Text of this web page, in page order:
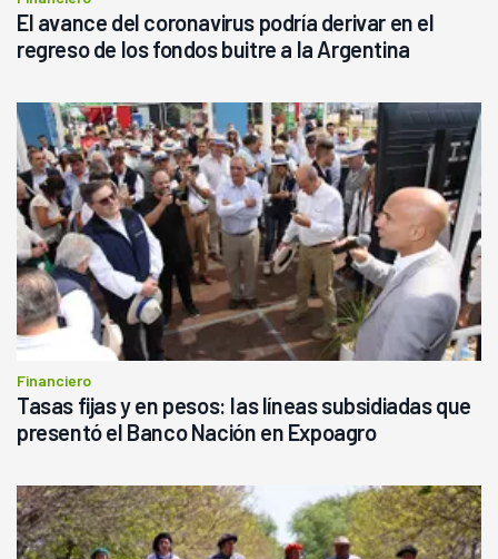
El avance del coronavirus podría derivar en el
regreso de los fondos buitre a la Argentina
Financiero
Tasas fijas y en pesos: las líneas subsidiadas que
presentó el Banco Nación en Expoagro